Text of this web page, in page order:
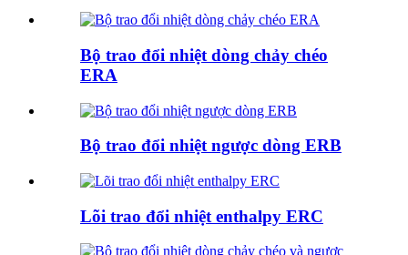
Bộ trao đổi nhiệt dòng chảy chéo
ERA
Bộ trao đổi nhiệt ngược dòng ERB
Lõi trao đổi nhiệt enthalpy ERC